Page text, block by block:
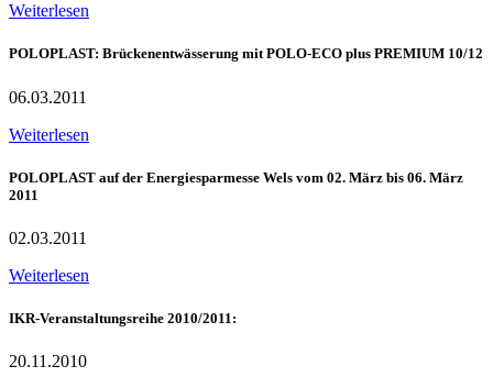
Weiterlesen
POLOPLAST: Brückenentwässerung mit POLO-ECO plus PREMIUM 10/12
06.03.2011
Weiterlesen
POLOPLAST auf der Energiesparmesse Wels vom 02. März bis 06. März
2011
02.03.2011
Weiterlesen
IKR-Veranstaltungsreihe 2010/2011:
20.11.2010